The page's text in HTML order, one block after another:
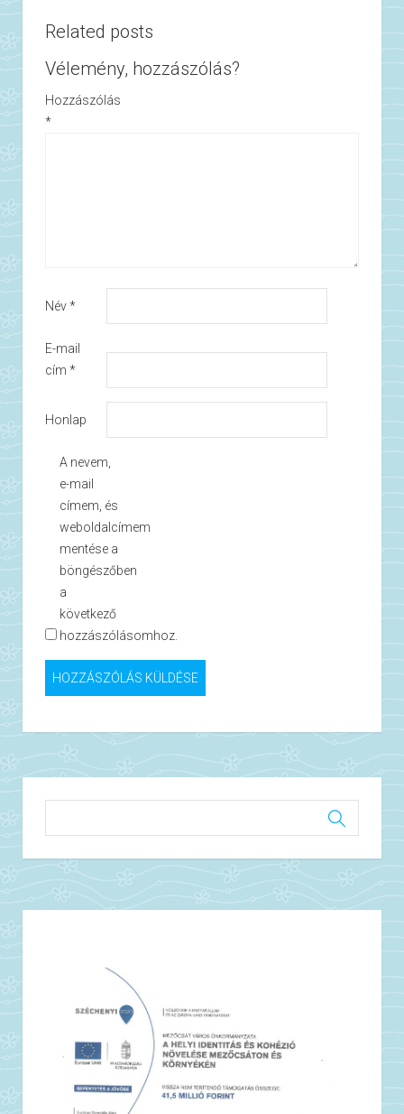
Related posts
Vélemény, hozzászólás?
Hozzászólás
*
Név*
E-mail
cím *
Honlap
A nevem,
e-mail
címem, és
weboldalcímem
mentése a
böngészőben
a
következő
hozzászólásomhoz.